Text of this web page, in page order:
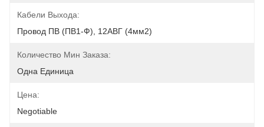
Кабели Выхода:
Провод ПВ (ПВ1-Ф), 12АВГ (4мм2)
Количество Мин Заказа:
Одна Единица
Цена:
Negotiable